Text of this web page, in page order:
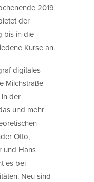
2019
der
bis in die
Kurse an.
digitales
Milchstraße
der
und mehr
Otto,
und Hans
es bei
Neu sind